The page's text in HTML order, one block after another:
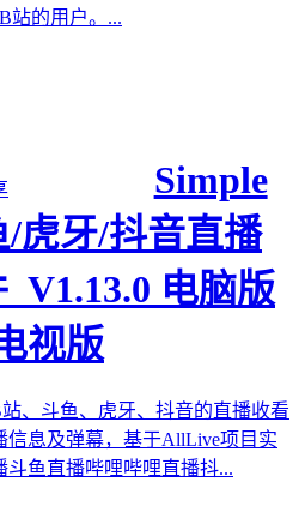
站的用户。...
Simple
虎牙/抖音直播
电脑版
视版
、斗鱼、虎牙、抖音的直播收看
信息及弹幕，基于AllLive项目实
鱼直播哔哩哔哩直播抖...